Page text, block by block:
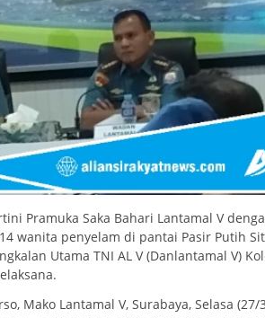
Pramuka Saka Bahari Lantamal V
wanita penyelam di pantai Pasir Putih
Utama TNI AL V (Danlantamal V)
Mako Lantamal V, Surabaya, Selasa